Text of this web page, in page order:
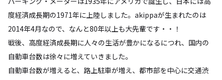
度経済成長期の1971年に上陸しました。akippaが生まれたのは
2014年4月なので、なんと80年以上も大先輩です・・！
戦後、高度経済成長期に人々の生活が豊かになるにつれ、国内の
自動車台数は徐々に増えていきました。
自動車台数が増えると、路上駐車が増え、都市部を中心に交通渋